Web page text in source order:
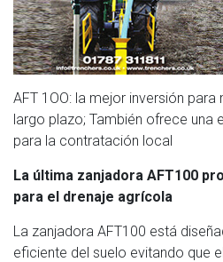
AFT 1OO: la mejor inversión
largo plazo; También ofrece una
para la contratación local
La última zanjadora AFT100
para el drenaje agrícola
La zanjadora AFT100 está
eficiente del suelo evitando que